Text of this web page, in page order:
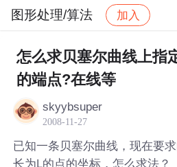
图形处理/算法 加入
社区 图形处理/算法 帖子
怎么求贝塞尔曲线上指
的端点?在线等
skyybsuper
2008-11-27
已知一条贝塞尔曲线，现在要
长为L的点的坐标，怎么求法？